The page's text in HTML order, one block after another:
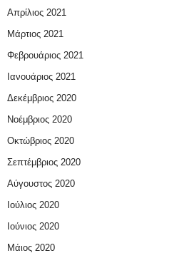
Απρίλιος 2021
Μάρτιος 2021
Φεβρουάριος 2021
Ιανουάριος 2021
Δεκέμβριος 2020
Νοέμβριος 2020
Οκτώβριος 2020
Σεπτέμβριος 2020
Αύγουστος 2020
Ιούλιος 2020
Ιούνιος 2020
Μάιος 2020